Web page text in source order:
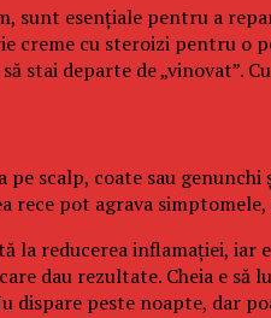
esențiale pentru a
creme cu steroizi pentru o
stai departe de „vinovat”.
scalp, coate sau
rece pot agrava
reducerea inflamației,
dau rezultate. Cheia e să
dispare peste noapte, dar